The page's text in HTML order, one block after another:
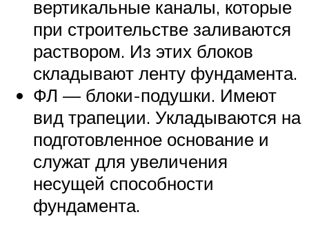
вертикальные каналы, которые
при строительстве заливаются
раствором. Из этих блоков
складывают ленту фундамента.
ФЛ — блоки-подушки. Имеют
вид трапеции. Укладываются на
подготовленное основание и
служат для увеличения
несущей способности
фундамента.